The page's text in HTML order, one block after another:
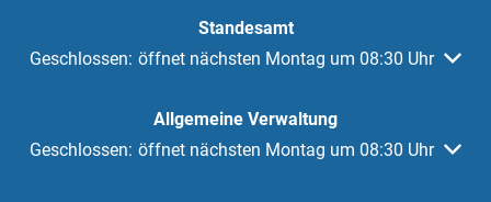
Standesamt
Klicken, um weitere Öffnungs- oder Schließzeiten
Geschlossen: öffnet nächsten Montag um 08:30 Uhr
Allgemeine Verwaltung
Klicken, um weitere Öffnungs- oder Schließzeiten
Geschlossen: öffnet nächsten Montag um 08:30 Uhr